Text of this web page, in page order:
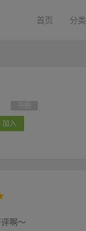
首页 分类
加入
啊～